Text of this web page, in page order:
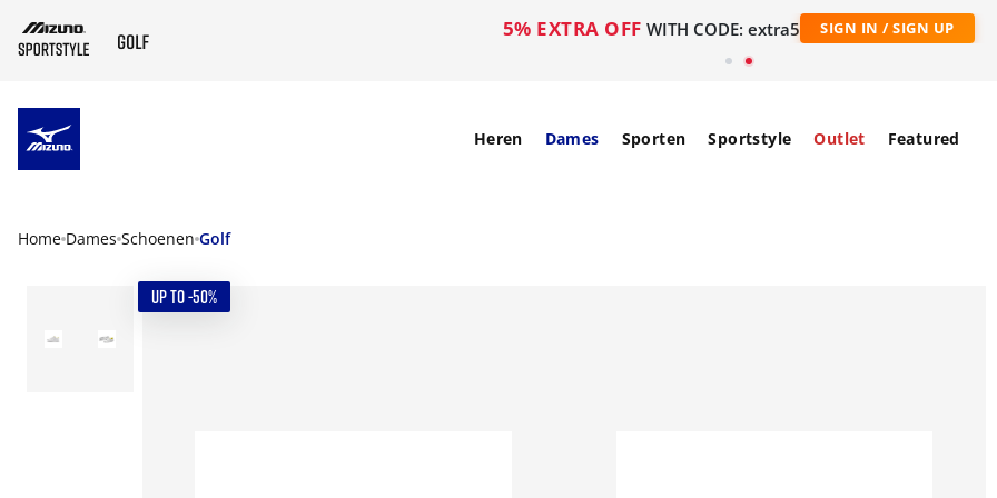
5% EXTRA OFF WITH CODE: extra5 SIGN IN / SIGN UP
Heren Dames Sporten Sportstyle Outlet Featured
Home Dames Schoenen Golf
UP TO -50%